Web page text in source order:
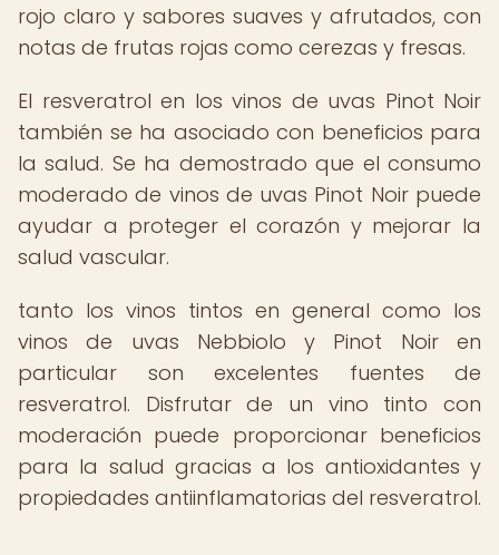
rojo claro y sabores suaves y afrutados, con
notas de frutas rojas como cerezas y fresas.
El resveratrol en los vinos de uvas Pinot Noir
también se ha asociado con beneficios para
la salud. Se ha demostrado que el consumo
moderado de vinos de uvas Pinot Noir puede
ayudar a proteger el corazón y mejorar la
salud vascular.
tanto los vinos tintos en general como los
vinos de uvas Nebbiolo y Pinot Noir en
particular son excelentes fuentes de
resveratrol. Disfrutar de un vino tinto con
moderación puede proporcionar beneficios
para la salud gracias a los antioxidantes y
propiedades antiinflamatorias del resveratrol.